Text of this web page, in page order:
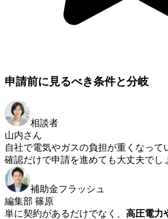
申請前に見るべき条件と分岐
相談者
山内さん
自社で電気やガスの負担が重くなって
確認だけで申請を進めても大丈夫でし
補助金フラッシュ
編集部 篠原
単に契約があるだけでなく、 高圧電力